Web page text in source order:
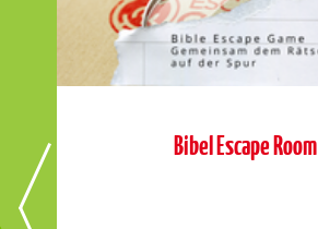
Bibel Escape Room